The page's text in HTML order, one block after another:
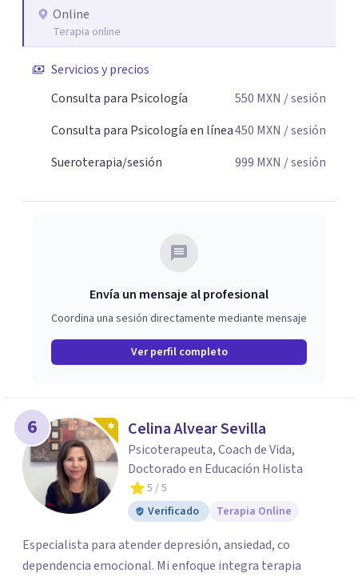
Online
Terapia online
Servicios y precios
Consulta para Psicología
550 MXN / sesión
Consulta para Psicología en línea450 MXN / sesión
Sueroterapia/sesión
999 MXN / sesión
Envía un mensaje al profesional
Coordina una sesión directamente mediante mensaje
Ver perfil completo
6 Celina Alvear Sevilla
Psicoterapeuta, Coach de Vida,
Doctorado en Educación Holista
5 / 5
Verificado
Terapia Online
Especialista para atender depresión, ansiedad, co
dependencia emocional. Mi enfoque integra terapia